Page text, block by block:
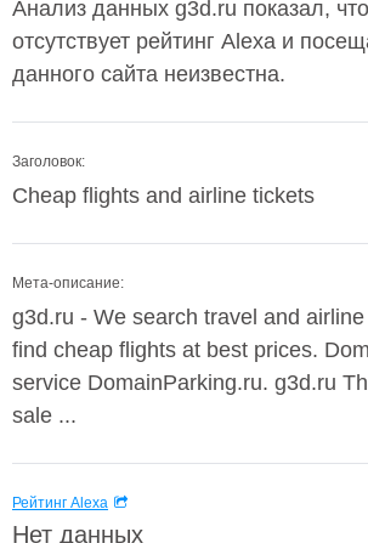
Анализ данных g3d.ru показал,
отсутствует рейтинг Alexa и
данного сайта неизвестна.
Заголовок:
Cheap flights and airline tickets
Мета-описание:
g3d.ru - We search travel and
find cheap flights at best prices.
service DomainParking.ru. g3d.ru
sale ...
Рейтинг Alexa
Нет данных